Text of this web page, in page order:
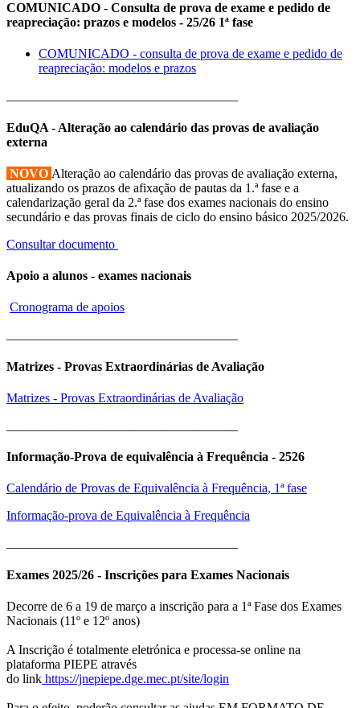
COMUNICADO - Consulta de prova de exame e pedido de
reapreciação: prazos e modelos - 25/26 1ª fase
COMUNICADO - consulta de prova de exame e pedido de
reapreciação: modelos e prazos
EduQA - Alteração ao calendário das provas de avaliação
externa
NOVO Alteração ao calendário das provas de avaliação externa,
atualizando os prazos de afixação de pautas da 1.ª fase e a
calendarização geral da 2.ª fase dos exames nacionais do ensino
secundário e das provas finais de ciclo do ensino básico 2025/2026.
Consultar documento
Apoio a alunos - exames nacionais
Cronograma de apoios
Matrizes - Provas Extraordinárias de Avaliação
Matrizes - Provas Extraordinárias de Avaliação
Informação-Prova de equivalência à Frequência - 2526
Calendário de Provas de Equivalência à Frequência, 1ª fase
Informação-prova de Equivalência à Frequência
Exames 2025/26 - Inscrições para Exames Nacionais
Decorre de 6 a 19 de março a inscrição para a 1ª Fase dos Exames
Nacionais (11º e 12º anos)
A Inscrição é totalmente eletrónica e processa-se online na
plataforma PIEPE através
do link https://jnepiepe.dge.mec.pt/site/login